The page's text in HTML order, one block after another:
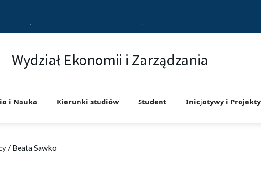
for:
Wydział Ekonomii i Zarządzania
i Nauka Kierunki studiów Student Inicjatywy i Projekty
/ Beata Sawko